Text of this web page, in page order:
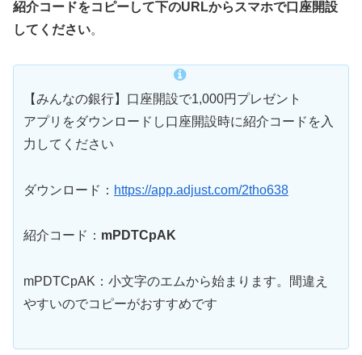
紹介コードをコピーして下のURLからスマホで口座開設
してください。
【みんなの銀行】口座開設で1,000円プレゼント
アプリをダウンロードし口座開設時に紹介コードを入
力してください
ダウンロード： https://app.adjust.com/2tho638
紹介コード： mPDTCpAK
mPDTCpAK：小文字のエムから始まります。間違え
やすいのでコピーがおすすめです